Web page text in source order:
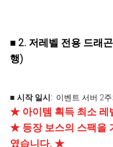
■ 2. 저레벨 전용 드래
행)
■ 시작 일시: 이벤트 서버 2
★ 아이템 획득 최소
★ 등장 보스의 스팩을
였습니다. ★